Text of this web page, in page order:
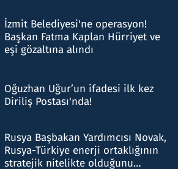
İzmit Belediyesi'ne operasyon!
Başkan Fatma Kaplan Hürriyet ve
eşi gözaltına alındı
Oğuzhan Uğur’un ifadesi ilk kez
Diriliş Postası'nda!
Rusya Başbakan Yardımcısı Novak,
Rusya-Türkiye enerji ortaklığının
stratejik nitelikte olduğunu